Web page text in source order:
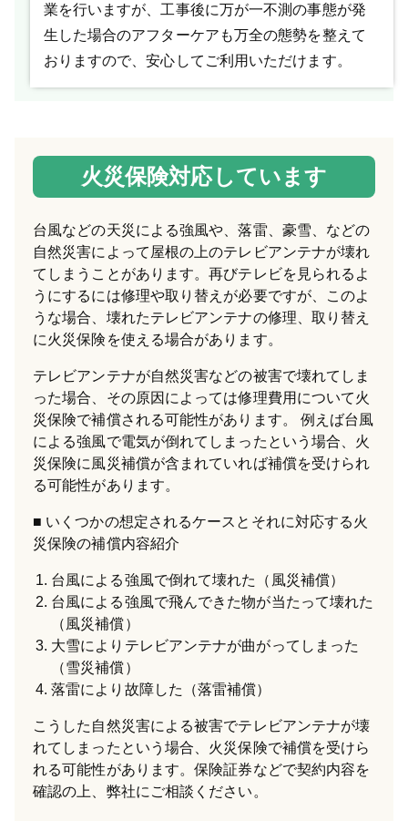
業を行いますが、工事後に万が一不測の事態が発
生した場合のアフターケアも万全の態勢を整えて
おりますので、安心してご利用いただけます。
火災保険対応しています
台風などの天災による強風や、落雷、豪雪、などの
自然災害によって屋根の上のテレビアンテナが壊れ
てしまうことがあります。再びテレビを見られるよ
うにするには修理や取り替えが必要ですが、このよ
うな場合、壊れたテレビアンテナの修理、取り替え
に火災保険を使える場合があります。
テレビアンテナが自然災害などの被害で壊れてしま
った場合、その原因によっては修理費用について火
災保険で補償される可能性があります。 例えば台風
による強風で電気が倒れてしまったという場合、火
災保険に風災補償が含まれていれば補償を受けられ
る可能性があります。
いくつかの想定されるケースとそれに対応する火
災保険の補償内容紹介
台風による強風で倒れて壊れた（風災補償）
台風による強風で飛んできた物が当たって壊れた
（風災補償）
大雪によりテレビアンテナが曲がってしまった
（雪災補償）
落雷により故障した（落雷補償）
こうした自然災害による被害でテレビアンテナが壊
れてしまったという場合、火災保険で補償を受けら
れる可能性があります。保険証券などで契約内容を
確認の上、弊社にご相談ください。